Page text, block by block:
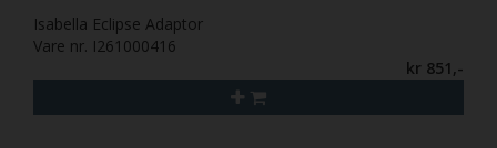
Isabella Eclipse Adaptor
Vare nr. I261000416
kr 851,-